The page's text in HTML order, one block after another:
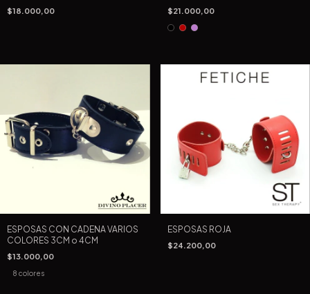
$18.000,00 $21.000,00
ESPOSAS CON CADENA VARIOS
COLORES 3CM o 4CM
$13.000,00
8 colores
ESPOSAS ROJA
$24.200,00